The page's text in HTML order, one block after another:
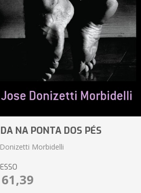
NA PONTA DOS PÉS
Morbidelli